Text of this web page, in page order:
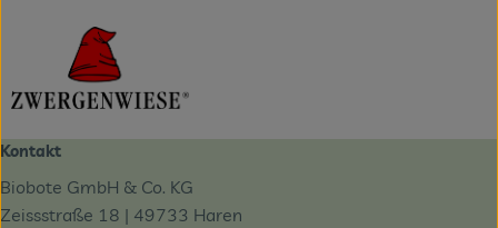
Kontakt
Biobote GmbH & Co. KG
Zeissstraße 18 | 49733 Haren